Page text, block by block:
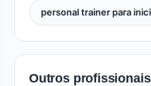
personal trainer para
Outros